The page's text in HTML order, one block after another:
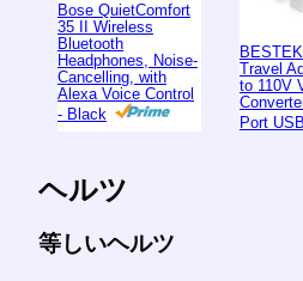
Bose QuietComfort
35 II Wireless
Bluetooth
Headphones, Noise-
Cancelling, with
Alexa Voice Control
- Black
Travel
to 110V
Port USB
ヘルツ
等しいヘルツ